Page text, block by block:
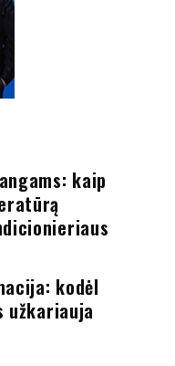
kaip
kodėl
užkariauja